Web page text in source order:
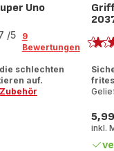
Uno
/5
9
Bewertungen
schlechten
auf.
mit
5
Preis
inkl.